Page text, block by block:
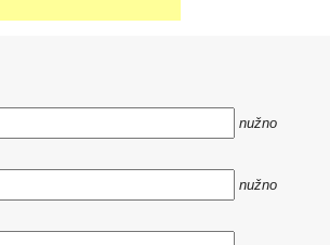
nužno
nužno